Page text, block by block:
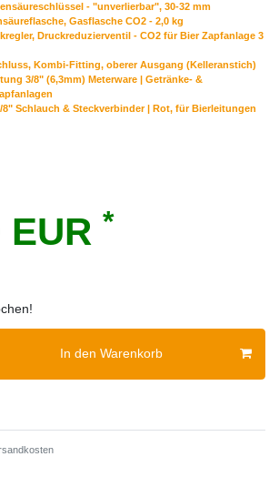
- "unverlierbar", 30-32 mm
Gasflasche CO2 - 2,0 kg
Druckreduzierventil - CO2 für Bier Zapfanlage 3
Kombi-Fitting, oberer Ausgang (Kelleranstich)
3/8" (6,3mm) Meterware | Getränke- &
Schlauch & Steckverbinder | Rot, für Bierleitungen
EUR *
In den Warenkorb